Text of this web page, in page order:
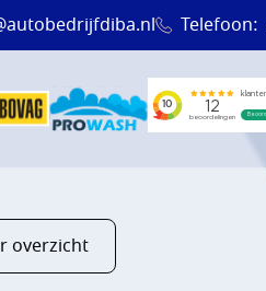
Telefoon:
overzicht